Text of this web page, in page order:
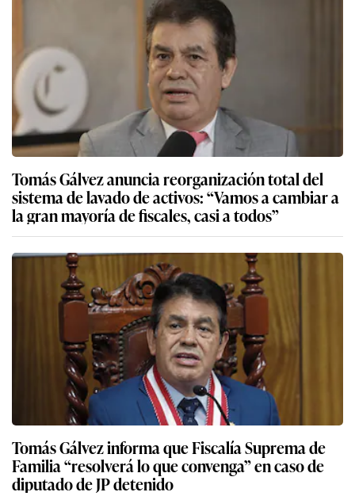
Tomás Gálvez anuncia reorganización total del
sistema de lavado de activos: “Vamos a cambiar a
la gran mayoría de fiscales, casi a todos”
Tomás Gálvez informa que Fiscalía Suprema de
Familia “resolverá lo que convenga” en caso de
diputado de JP detenido